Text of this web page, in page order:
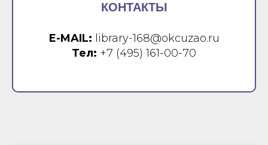
КОНТАКТЫ
E-MAIL: library-168@okcuzao.ru
Тел: +7 (495) 161-00-70